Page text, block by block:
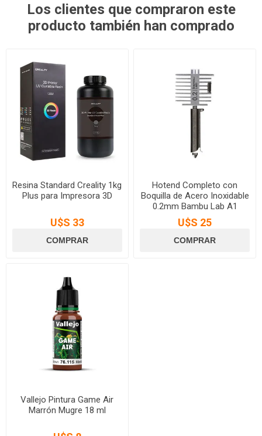
Los clientes que compraron este
producto también han comprado
Resina Standard Creality 1kg
Plus para Impresora 3D
U$S 33
Hotend Completo con
Boquilla de Acero Inoxidable
0.2mm Bambu Lab A1
Series
U$S 25
Vallejo Pintura Game Air
Marrón Mugre 18 ml